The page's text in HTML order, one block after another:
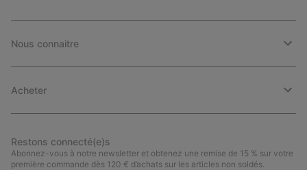
Nous connaitre
Acheter
Restons connecté(e)s
Abonnez-vous à notre newsletter et obtenez une remise de 15 % sur votre
première commande dès 120 € d’achats sur les articles non soldés.